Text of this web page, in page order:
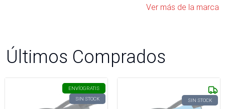
Ver más de la marca
Últimos Comprados
ENVÍOGRATIS
SIN STOCK
SIN STOCK